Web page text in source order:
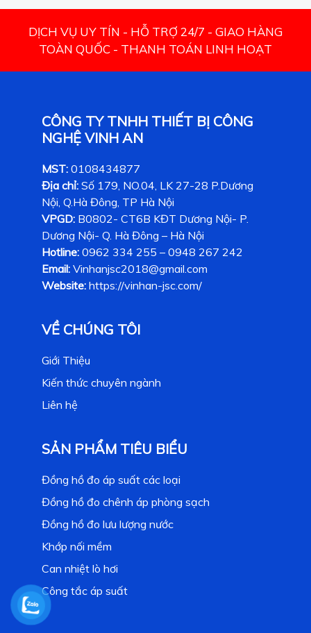
DỊCH VỤ UY TÍN - HỖ TRỢ 24/7 - GIAO HÀNG
TOÀN QUỐC - THANH TOÁN LINH HOẠT
CÔNG TY TNHH THIẾT BỊ CÔNG
NGHỆ VINH AN
MST: 0108434877
Địa chỉ: Số 179, NO.04, LK 27-28 P.Dương
Nội, Q.Hà Đông, TP Hà Nội
VPGD: B0802- CT6B KĐT Dương Nội- P.
Dương Nội- Q. Hà Đông – Hà Nội
Hotline: 0962 334 255 – 0948 267 242
Email: Vinhanjsc2018@gmail.com
Website: https://vinhan-jsc.com/
VỀ CHÚNG TÔI
Giới Thiệu
Kiến thức chuyên ngành
Liên hệ
SẢN PHẨM TIÊU BIỂU
Đồng hồ đo áp suất các loại
Đồng hồ đo chênh áp phòng sạch
Đồng hồ đo lưu lượng nước
Khớp nối mềm
Can nhiệt lò hơi
Công tắc áp suất